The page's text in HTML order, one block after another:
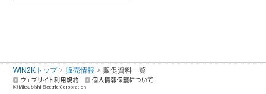
WIN2Kトップ 販売情報 販促資料一覧